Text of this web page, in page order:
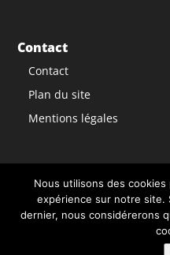
Contact
Contact
Plan du site
Mentions légales
Nous utilisons des
expérience sur notre site.
dernier, nous considérerons